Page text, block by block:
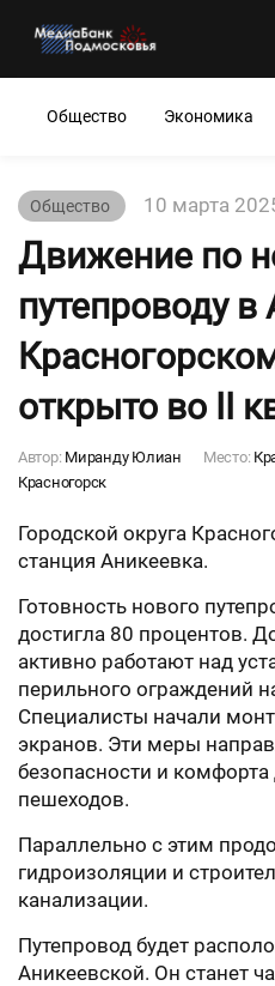
Общество Экономика
Общество 10 марта
Движение по
путепроводу
открыто во II
Автор: Миранду Юлиан Место:
Красногорск
Городской округа
станция Аникеевка.
Готовность нового
достигла 80 процентов.
активно работают над
перильного ограждений
Специалисты начали
экранов. Эти меры
безопасности и комфорта
пешеходов.
Параллельно с этим
гидроизоляции и
канализации.
Путепровод будет
Аникеевской. Он станет